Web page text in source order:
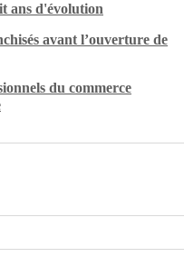
ans d'évolution
avant l’ouverture de
du commerce